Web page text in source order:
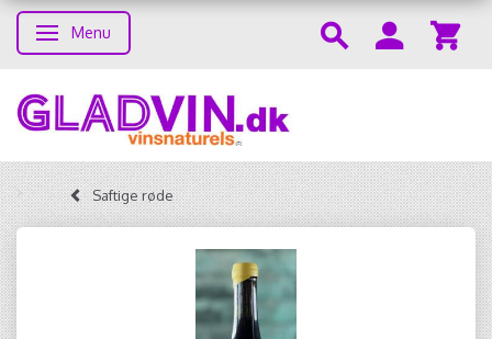
Skifte navigation
Menu
Saftige røde